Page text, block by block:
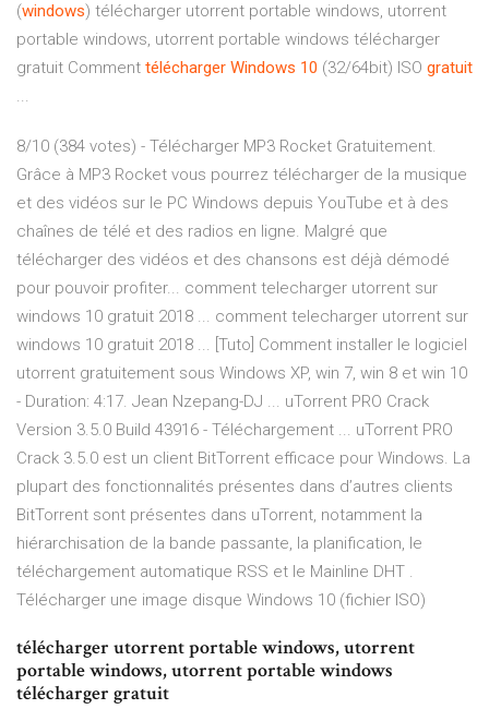
(windows) télécharger utorrent portable windows, utorrent
portable windows, utorrent portable windows télécharger
gratuit Comment télécharger Windows 10 (32/64bit) ISO gratuit
...
8/10 (384 votes) - Télécharger MP3 Rocket Gratuitement.
Grâce à MP3 Rocket vous pourrez télécharger de la musique
et des vidéos sur le PC Windows depuis YouTube et à des
chaînes de télé et des radios en ligne. Malgré que
télécharger des vidéos et des chansons est déjà démodé
pour pouvoir profiter... comment telecharger utorrent sur
windows 10 gratuit 2018 ... comment telecharger utorrent sur
windows 10 gratuit 2018 ... [Tuto] Comment installer le logiciel
utorrent gratuitement sous Windows XP, win 7, win 8 et win 10
- Duration: 4:17. Jean Nzepang-DJ ... uTorrent PRO Crack
Version 3.5.0 Build 43916 - Téléchargement ... uTorrent PRO
Crack 3.5.0 est un client BitTorrent efficace pour Windows. La
plupart des fonctionnalités présentes dans d’autres clients
BitTorrent sont présentes dans uTorrent, notamment la
hiérarchisation de la bande passante, la planification, le
téléchargement automatique RSS et le Mainline DHT .
Télécharger une image disque Windows 10 (fichier ISO)
télécharger utorrent portable windows, utorrent
portable windows, utorrent portable windows
télécharger gratuit